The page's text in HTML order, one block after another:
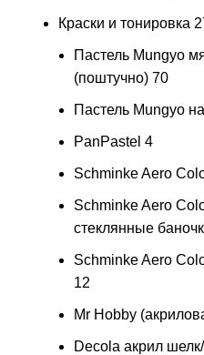
Краски и тонировка
Пастель Mungyo
(поштучно) 70
Пастель Mungyo
PanPastel 4
Schminke Aero
Schminke Aero
стеклянные
Schminke Aero
12
Mr Hobby
Decola акрил